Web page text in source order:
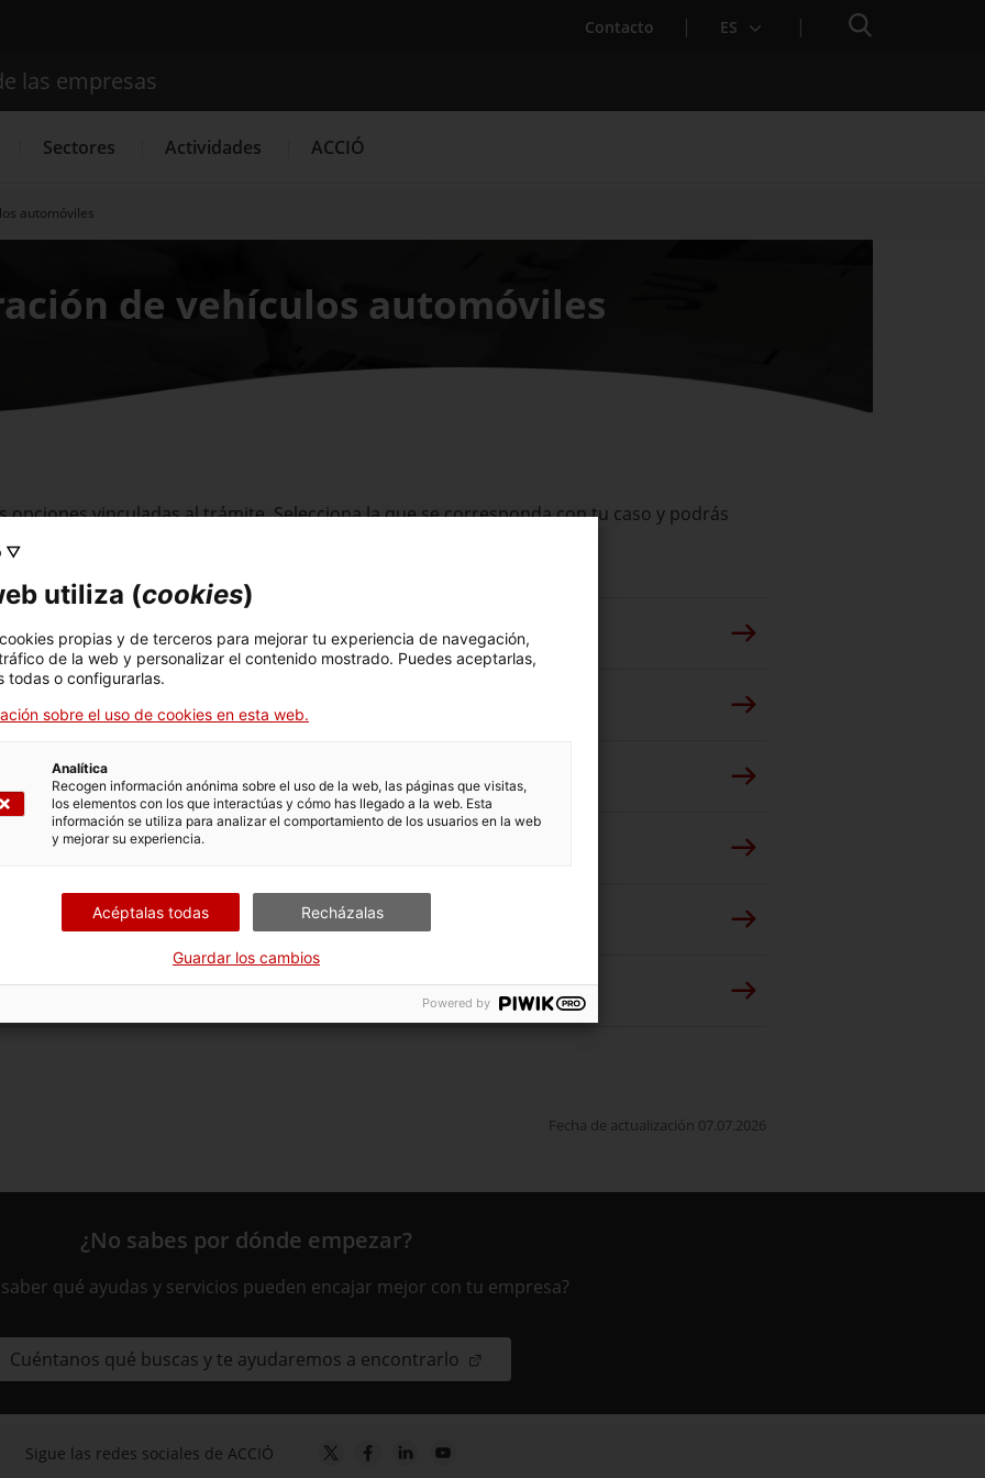
Contacto ES Buscador
Buscador
las empresas
Sectores Actividades ACCIÓ
automóviles
de vehículos automóviles
opciones vinculadas al trámite. Selecciona la que se corresponda con tu caso y podrás
de tramitación.
de un taller (ramas o especialidades )
de la persona titular del taller
en RASIC
una empresa
Fecha de actualización 07.07.2026
¿No sabes por dónde empezar?
qué ayudas y servicios pueden encajar mejor con tu empresa?
Cuéntanos qué buscas y te ayudaremos a encontrarlo
Sigue las redes sociales de ACCIÓ
▽
utiliza (cookies)
propias y de terceros para mejorar tu experiencia de navegación,
de la web y personalizar el contenido mostrado. Puedes aceptarlas,
todas o configurarlas.
sobre el uso de cookies en esta web.
Analítica
Recogen información anónima sobre el uso de la web, las páginas que visitas,
los elementos con los que interactúas y cómo has llegado a la web. Esta
información se utiliza para analizar el comportamiento de los usuarios en la web
y mejorar su experiencia.
Acéptalas todas Recházalas
Guardar los cambios
Powered by